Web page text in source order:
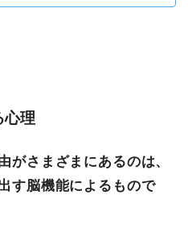
心理
がさまざまにあるのは、
す脳機能によるもので